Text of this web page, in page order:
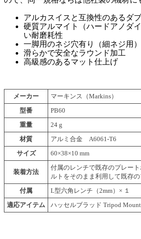
アルカスイスと互換性のあるダ
硬質アルマイト（ハードアノダ
い耐磨耗性
一脚用のネジ穴有り（細ネジ用）
滑らかで安全なラウンド加工
高級感のあるマット仕上げ
メーカー
マーキンス（Markins）
型番
PB60
重量
24 g
材質
アルミ合金 A6061-T6
サイズ
60×38×10 mm
装着方法
付属のレンチで既存のプレー
ルトをそのまま利用して既存
付属
L型六角レンチ（2mm）× １
適応アイテム
ハッセルブラッド Tripod